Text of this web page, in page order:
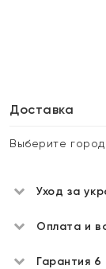
Доставка
Выберите город
Уход за
Оплата и
Гарантия 6